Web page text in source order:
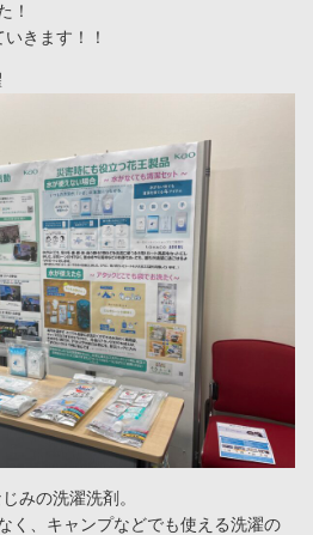
！
きます！！
みの洗濯洗剤。
く、キャンプなどでも使える洗濯の